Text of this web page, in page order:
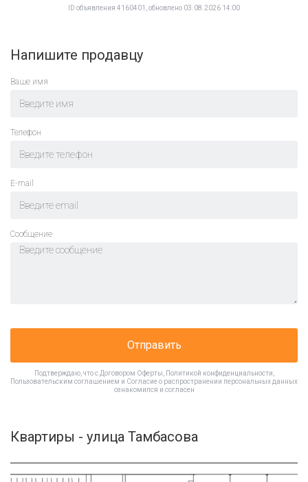
ID объявления 4160401, обновлено 03.08.2026 14:00
Напишите продавцу
Ваше имя
Телефон
E-mail
Cообщение
Отправить
Подтверждаю, что с Договором Оферты Политикой конфиденциальности
Пользовательским соглашением и Согласие о распространении персональных данных
ознакомился и согласен
Квартиры - улица Тамбасова